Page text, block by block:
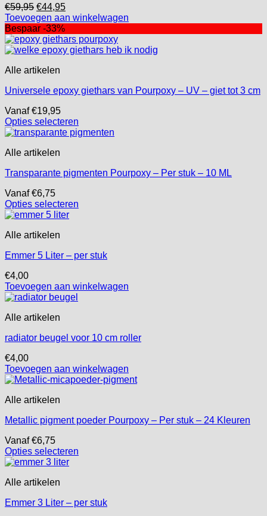
€59,95 Oorspronkelijke
prijs
was:
€59,95.
€44,95Huidige
prijs
€44,95.
Toevoegen aan winkelwagen
Bespaar -33%
Alle artikelen
Universele epoxy giethars van Pourpoxy – UV – giet tot 3 cm
Vanaf €19,95
Opties selecteren
Dit
heeft
variaties.
optie
kan
gekozen
op
de
productpagina
Alle artikelen
Transparante pigmenten Pourpoxy – Per stuk – 10 ML
Vanaf €6,75
Opties selecteren
Dit
heeft
variaties.
optie
kan
gekozen
op
productpagina
Alle artikelen
Emmer 5 Liter – per stuk
€4,00
Toevoegen aan winkelwagen
Alle artikelen
radiator beugel voor 10 cm roller
€4,00
Toevoegen aan winkelwagen
Alle artikelen
Metallic pigment poeder Pourpoxy – Per stuk – 24 Kleuren
Vanaf €6,75
Opties selecteren
Dit
heeft
variaties.
Alle artikelen
Emmer 3 Liter – per stuk